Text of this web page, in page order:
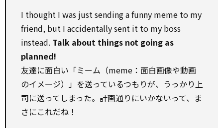
I thought I was just sending a funny meme to my
friend, but I accidentally sent it to my boss
instead. Talk about things not going as
planned!
友達に面白い「ミーム（meme：面白画像や動画
のイメージ）」を送っているつもりが、うっかり上
司に送ってしまった。計画通りにいかないって、ま
さにこれだね！